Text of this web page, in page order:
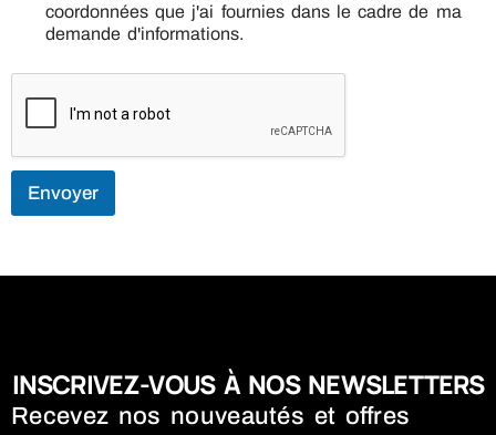
p
e
t
e
*
coordonnées que j'ai fournies dans le cadre de ma
demande d'informations.
Envoyer
INSCRIVEZ-VOUS À NOS NEWSLETTERS
Recevez nos nouveautés et offres